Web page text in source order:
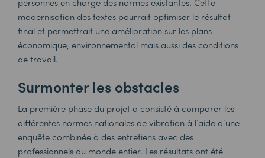
modernisation des textes pourrait optimiser le résultat
final et permettrait une amélioration sur les plans
économique, environnemental mais aussi des conditions
de travail.
Surmonter les obstacles
La première phase du projet a consisté à comparer les
différentes normes nationales de vibration à l’aide d’une
enquête combinée à des entretiens avec des
professionnels du monde entier. Les résultats ont été